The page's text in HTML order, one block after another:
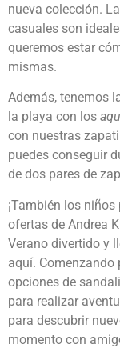
nueva colección.
casuales son
queremos estar
mismas.
Además, tenemos
la playa con los
con nuestras
puedes conseguir
de dos pares de
¡También los
ofertas de Andrea
Verano divertido y
aquí. Comenzando
opciones de
para realizar
para descubrir
momento con